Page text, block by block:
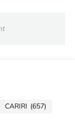
CARIRI (657)